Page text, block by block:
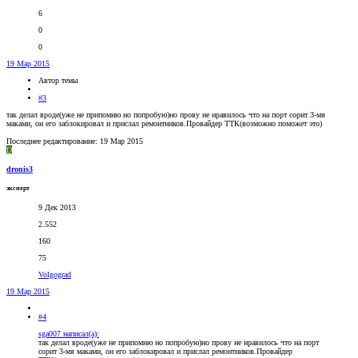
6
0
0
19 Мар 2015
Автор темы
#3
так делал вроде(уже не припомню но попробую)но прову не нравилось что на порт сорит 3-мя
маками, он его заблокировал и прислал ремонтников.Провайдер ТТК(возможно поможет это)
Последнее редактирование: 19 Мар 2015
D
dronis3
эксперт
9 Дек 2013
2.552
160
75
Volgograd
19 Мар 2015
#4
sga007 написал(а):
так делал вроде(уже не припомню но попробую)но прову не нравилось что на порт
сорит 3-мя маками, он его заблокировал и прислал ремонтников.Провайдер